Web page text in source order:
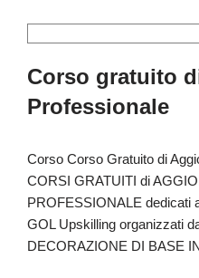
Corso gratuito
Professionale
Corso Corso Gratuito di
CORSI GRATUITI di
PROFESSIONALE dedicati
GOL Upskilling organizzati
DECORAZIONE DI BASE